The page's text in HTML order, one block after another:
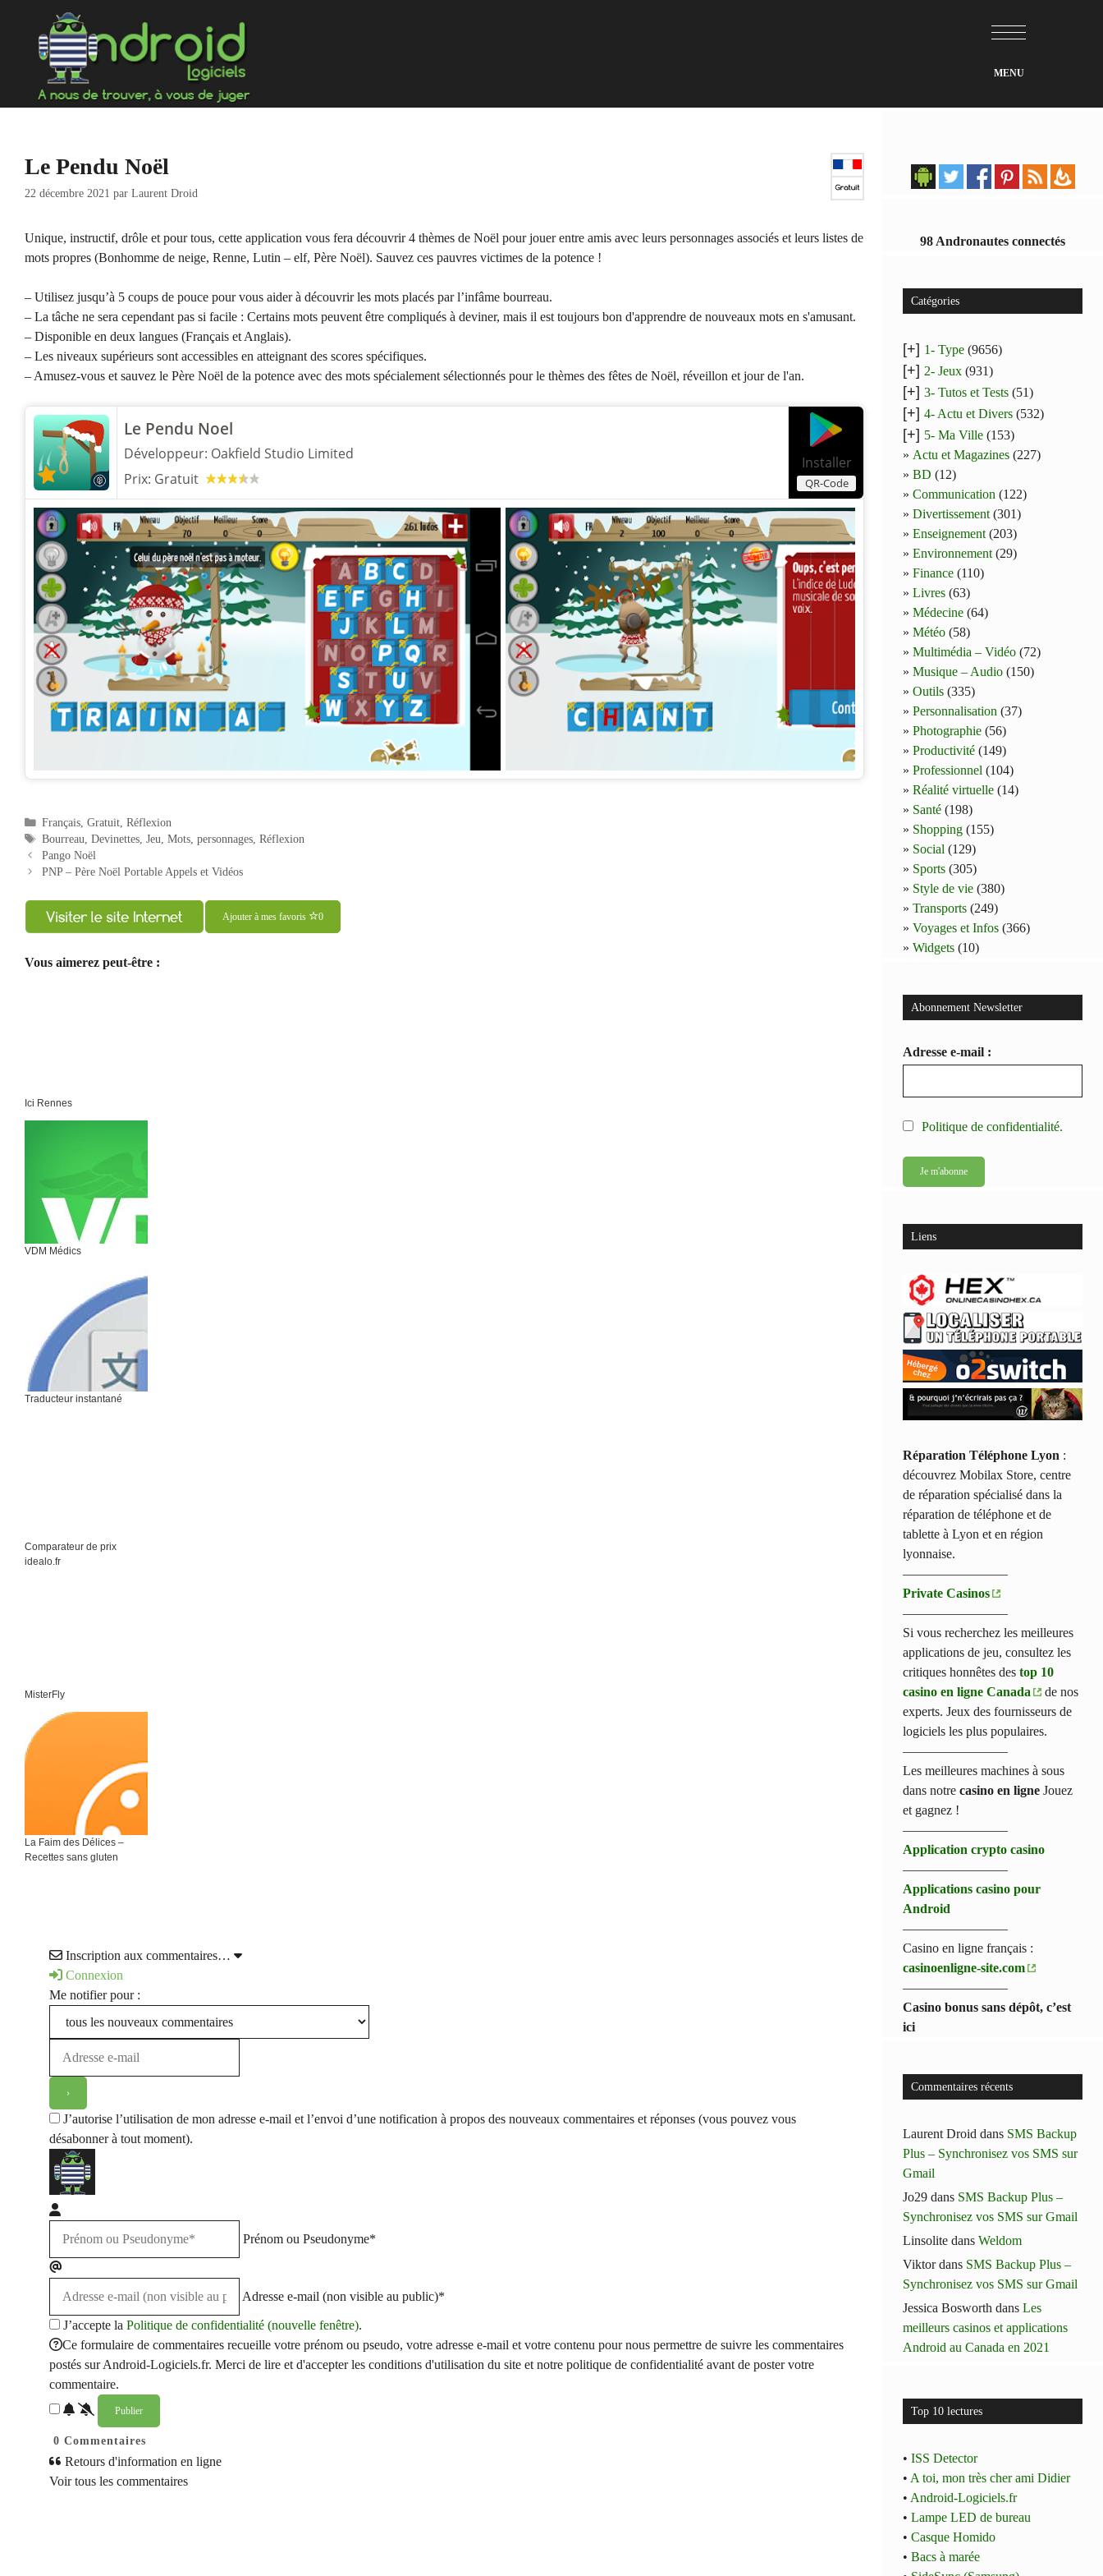
contenu
Le Pendu Noël
22 décembre 2021 par Laurent Droid
Unique, instructif, drôle et pour tous, cette application vous fera découvrir 4 thèmes de Noël pour jouer entre amis avec leurs personnages associés et leurs listes de
mots propres (Bonhomme de neige, Renne, Lutin – elf, Père Noël). Sauvez ces pauvres victimes de la potence !
– Utilisez jusqu’à 5 coups de pouce pour vous aider à découvrir les mots placés par l’infâme bourreau.
– La tâche ne sera cependant pas si facile : Certains mots peuvent être compliqués à deviner, mais il est toujours bon d'apprendre de nouveaux mots en s'amusant.
– Disponible en deux langues (Français et Anglais).
– Les niveaux supérieurs sont accessibles en atteignant des scores spécifiques.
– Amusez-vous et sauvez le Père Noël de la potence avec des mots spécialement sélectionnés pour le thèmes des fêtes de Noël, réveillon et jour de l'an.
Installer
QR-Code
Le Pendu Noel
Développeur: Oakfield Studio Limited
Prix: Gratuit
Catégories
Français,Gratuit,Réflexion
Étiquettes
Bourreau,Devinettes,Jeu,Mots,personnages,Réflexion
Navigation
des
Pango Noël
PNP – Père Noël Portable Appels et Vidéos
Ajouter à mes favoris 0
Vous aimerez peut-être :
Ici Rennes
VDM Médics
Traducteur instantané
Comparateur de prix
idealo.fr
MisterFly
La Faim des Délices –
Recettes sans gluten
Inscription aux commentaires…
Connexion
Me notifier pour :
J’autorise l’utilisation de mon adresse e-mail et l’envoi d’une notification à propos des nouveaux commentaires et réponses (vous pouvez vous
désabonner à tout moment).
Prénom ou Pseudonyme*
Adresse e-mail (non visible au public)*
J’accepte la Politique de confidentialité (nouvelle fenêtre).
Ce formulaire de commentaires recueille votre prénom ou pseudo, votre adresse e-mail et votre contenu pour nous permettre de suivre les commentaires
postés sur Android-Logiciels.fr. Merci de lire et d'accepter les conditions d'utilisation du site et notre politique de confidentialité avant de poster votre
commentaire.
0 Commentaires
Retours d'information en ligne
Voir tous les commentaires
98 Andronautes connectés
Catégories
[+] 1- Type (9656)
[+] 2- Jeux (931)
[+] 3- Tutos et Tests (51)
[+] 4- Actu et Divers (532)
[+] 5- Ma Ville (153)
Actu et Magazines (227)
BD (12)
Communication (122)
Divertissement (301)
Enseignement (203)
Environnement (29)
Finance (110)
Livres (63)
Médecine (64)
Météo (58)
Multimédia – Vidéo (72)
Musique – Audio (150)
Outils (335)
Personnalisation (37)
Photographie (56)
Productivité (149)
Professionnel (104)
Réalité virtuelle (14)
Santé (198)
Shopping (155)
Social (129)
Sports (305)
Style de vie (380)
Transports (249)
Voyages et Infos (366)
Widgets (10)
Abonnement Newsletter
Adresse e-mail :
Politique de confidentialité.
Liens
Réparation Téléphone Lyon :
découvrez Mobilax Store, centre
de réparation spécialisé dans la
réparation de téléphone et de
tablette à Lyon et en région
lyonnaise.
————————
Private Casinos
————————
Si vous recherchez les meilleures
applications de jeu, consultez les
critiques honnêtes destop 10
casino en ligne Canada
de nos
experts. Jeux des fournisseurs de
logiciels les plus populaires.
————————
Les meilleures machines à sous
dans notrecasino en ligne Jouez
et gagnez !
————————
Application crypto casino
————————
Applications casino pour
Android
————————
Casino en ligne français :
casinoenligne-site.com
————————
Casino bonus sans dépôt, c’est
ici
Commentaires récents
Laurent Droid dans SMS Backup
Plus – Synchronisez vos SMS sur
Gmail
Jo29 dans SMS Backup Plus –
Synchronisez vos SMS sur Gmail
Linsolite dansWeldom
Viktordans SMS Backup Plus –
Synchronisez vos SMS sur Gmail
Jessica Bosworth dansLes
meilleurs casinos et applications
Android au Canada en 2021
Top 10 lectures
•ISS Detector
• A toi, mon très cher ami Didier
• Android-Logiciels.fr
•Lampe LED de bureau
•Casque Homido
•Bacs à marée